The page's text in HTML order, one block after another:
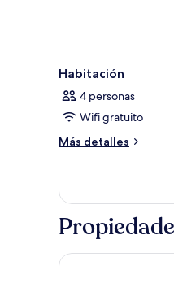
Habitación
4 personas
Wifi gratuito
Más detalles
Más
Delamar Hotel